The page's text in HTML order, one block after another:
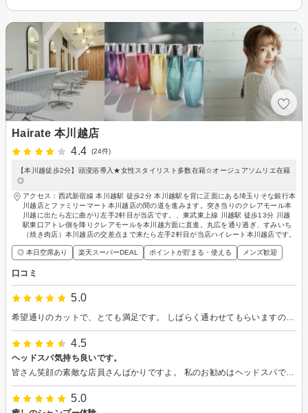
Hairate 本川越店
4.4
(24件)
【本川越徒歩2分】頭浸浴導入★女性スタイリスト多数在籍☆オージュアソムリエ在籍
◎
アクセス：西武新宿線 本川越駅 徒歩2分 本川越駅を背に正面にある埼玉りそな銀行本
川越店とファミリーマート本川越店の間の道を進みます。突き当りのクレアモール本
川越に出たら左に曲がり左手2軒目が当店です。、東武東上線 川越駅 徒歩13分 川越
駅東口アトレ側を降りクレアモールを本川越方面に直進。丸広を通り過ぎ、すみいち
（焼き肉店）本川越店の交差点まで来たら左手2軒目が当店ハイレート本川越店です。
◎ 本日空席あり 楽天スーパーDEAL ポイントが貯まる・使える メンズ歓迎
口コミ
5.0
希望通りのカットで、とても満足です。 しばらく通わせてもらいますので、宜しくお願い致します。
4.5
ヘッドスパ気持ち良いです。
皆さん笑顔の素敵な店員さんばかりですよ。 私のお勧めはヘッドスパです。 気持ち良くて、眼精疲労などの疲れも取れるし頭がスッキリしますよ。 ３ステップトリートメントも髪がサラサラになってお勧めです。
5.0